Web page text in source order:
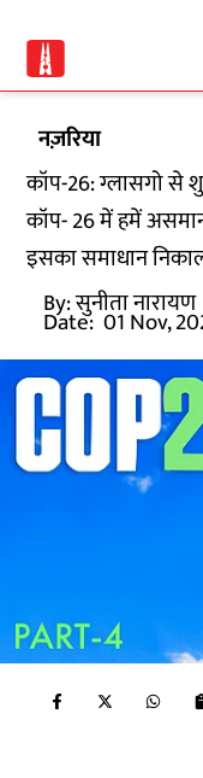
नज़रिया
कॉप-26: ग्लासगो से
कॉप- 26 में हमें
इसका समाधान
By:सुनीता नारायण
Date: 01 Nov,